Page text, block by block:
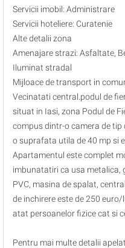
Servicii imobil: Administrare
Servicii hoteliere: Curatenie
Alte detalii zona
Amenajare strazi: Asfaltate,
Iluminat stradal
Mijloace de transport in
Vecinatati central.podul de
situat in Iasi, zona Podul de
compus dintr-o camera de
o suprafata utila de 40 mp si
Apartamentul este complet
imbunatatiri ca usa metalica,
PVC, masina de spalat,
de inchirere este de 250
atat persoanelor fizice cat si
Pentru mai multe detalii